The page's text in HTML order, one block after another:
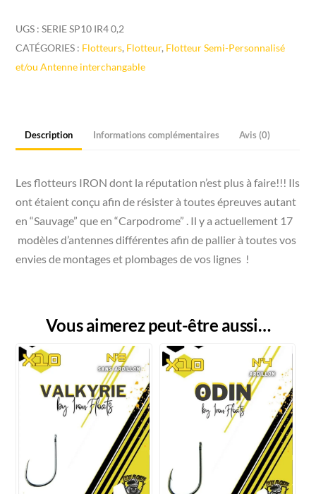
WonderWomen
"Ir4
0,2Gr"
UGS :SERIE SP10 IR4 0,2
CATÉGORIES : Flotteurs, Flotteur, Flotteur Semi-Personnalisé
et/ou Antenne interchangable
Description Informations complémentaires Avis (0)
Les flotteurs IRON dont la réputation n’est plus à faire!!! Ils
ont étaient conçu afin de résister à toutes épreuves autant
en “Sauvage” que en “Carpodrome” . Il y a actuellement 17
modèles d’antennes différentes afin de pallier à toutes vos
envies de montages et plombages de vos lignes !
Vous aimerez peut-être aussi…